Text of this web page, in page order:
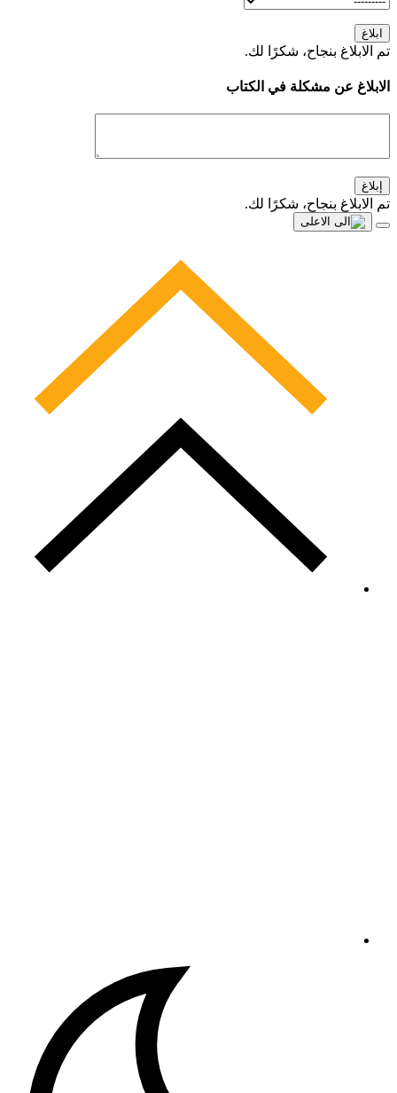
ابلاغ
تم الابلاغ بنجاح، شكرًا لك.
الابلاغ عن مشكلة في الكتاب
إبلاغ
تم الابلاغ بنجاح، شكرًا لك.